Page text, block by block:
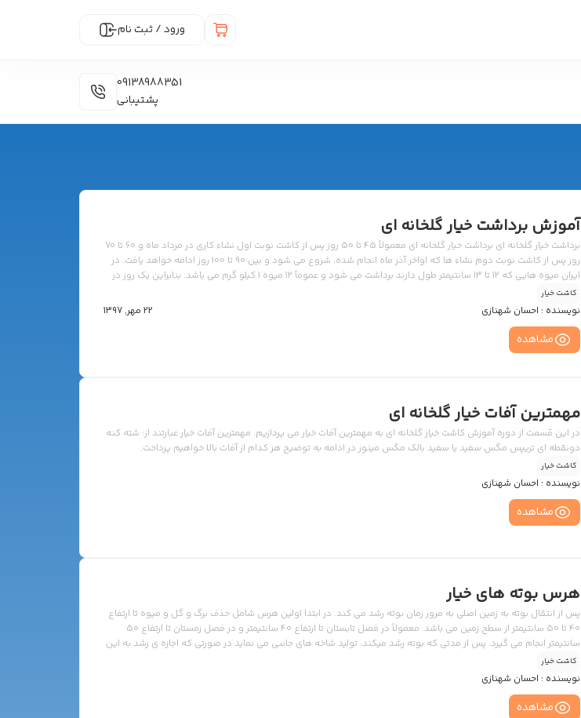
ورود / ثبت نام
09138988351
پشتیبانی
آموزش برداشت خیار گلخانه ای
برداشت خیار گلخانه ای برداشت خیار گلخانه ای معمولاً 45 تا 50 روز پس از کاشت نوبت اول نشاء کاری در مرداد ماه و 60 تا 70
روز پس از کاشت نوبت دوم نشاء ها که اواخر آذر ماه انجام شده، شروع می شود و بین 90 تا 100 روز ادامه خواهد یافت. در
ایران میوه هایی که 12 تا 13 سانتیمتر طول دارند برداشت می شود و عموماً 12 میوه 1 کیلو گرم می باشد. بنابراین یک روز در
میان برداشت خیار گلخانه ای انجام می شود. عملکرد ارقام موجود در ایران برای یک دوره کاشت، حدود 15 تا […]
کاشت خیار
نویسنده : احسان شهنازی 22 مهر, 1397
مشاهده
مهمترین آفات خیار گلخانه ای
در این قسمت از دوره آموزش کاشت خیار گلخانه ای به مهمترین آفات خیار می پردازیم. مهمترین آفات خیار عبارتند از: شته کنه
دونقطه ای تریپس مگس سفید یا سفید بالک مگس مینوز در ادامه به توضیح هر کدام از آفات بالا خواهیم پرداخت.
کاشت خیار
نویسنده : احسان شهنازی
مشاهده
هرس بوته های خیار
پس از انتقال بوته به زمین اصلی به مرور زمان بوته رشد می کند. در ابتدا اولین هرس شامل حذف برگ و گل و میوه تا ارتفاع
40 تا 50 سانتیمتر از سطح زمین می باشد. معمولاً در فصل تابستان تا ارتفاع 40 سانتیمتر و در فصل زمستان تا ارتفاع 50
سانتیمتر انجام می گیرد. پس از مدتی که بوته رشد میکند، تولید شاخه های جانبی می نماید در صورتی که اجازه ی رشد به این
شاخه ها داده شود پس از مدتی گلخانه تبدیل به جنگلی از شاخ و برگ خواهد شد و رشد طولی بوته ها متوقف می […]
کاشت خیار
نویسنده : احسان شهنازی
مشاهده